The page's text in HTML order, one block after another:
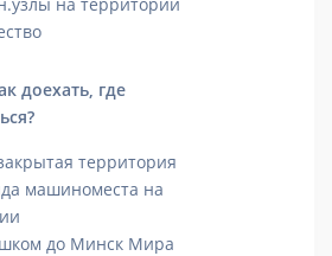
доехать, где
территория
машиноместа на
до Минск Мира